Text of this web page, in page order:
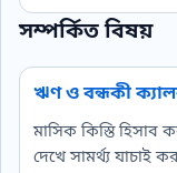
সম্পর্কিত বিষয়
ঋণ ও বন্ধকী
মাসিক কিস্তি
দেখে সামর্থ্য যাচাই